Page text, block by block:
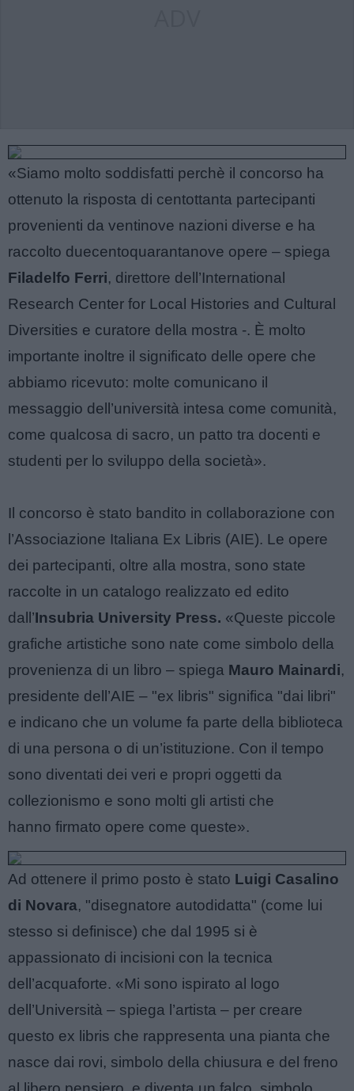
«Siamo molto soddisfatti perchè il concorso ha
ottenuto la risposta di centottanta partecipanti
provenienti da ventinove nazioni diverse e ha
raccolto duecentoquarantanove opere – spiega
Filadelfo Ferri, direttore dell’International
Research Center for Local Histories and Cultural
Diversities e curatore della mostra -. È molto
importante inoltre il significato delle opere che
abbiamo ricevuto: molte comunicano il
messaggio dell’università intesa come comunità,
come qualcosa di sacro, un patto tra docenti e
studenti per lo sviluppo della società».
Il concorso è stato bandito in collaborazione con
l’Associazione Italiana Ex Libris (AIE). Le opere
dei partecipanti, oltre alla mostra, sono state
raccolte in un catalogo realizzato ed edito
dall’Insubria University Press. «Queste piccole
grafiche artistiche sono nate come simbolo della
provenienza di un libro – spiega Mauro Mainardi,
presidente dell’AIE – "ex libris" significa "dai libri"
e indicano che un volume fa parte della biblioteca
di una persona o di un’istituzione. Con il tempo
sono diventati dei veri e propri oggetti da
collezionismo e sono molti gli artisti che
hanno firmato opere come queste».
Ad ottenere il primo posto è stato Luigi Casalino
di Novara, "disegnatore autodidatta" (come lui
stesso si definisce) che dal 1995 si è
appassionato di incisioni con la tecnica
dell’acquaforte. «Mi sono ispirato al logo
dell’Università – spiega l’artista – per creare
questo ex libris che rappresenta una pianta che
nasce dai rovi, simbolo della chiusura e del freno